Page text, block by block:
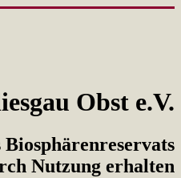
Obst e.V.
Biosphärenreservats
Nutzung erhalten